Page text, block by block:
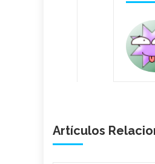
Artículos